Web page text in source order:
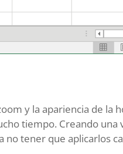
y la apariencia de la
tiempo. Creando una
no tener que aplicarlos